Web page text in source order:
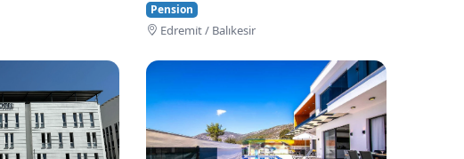
Pension
Edremi̇t / Balıkesir